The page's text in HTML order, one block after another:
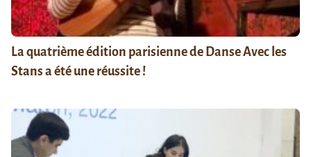
La quatrième édition parisienne de Danse Avec les
Stans a été une réussite !